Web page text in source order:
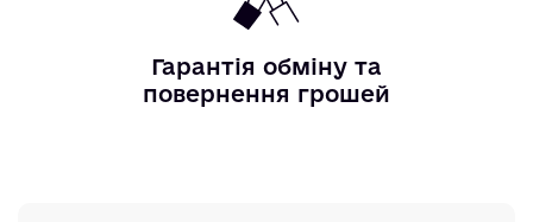
Гарантія обміну та
повернення грошей